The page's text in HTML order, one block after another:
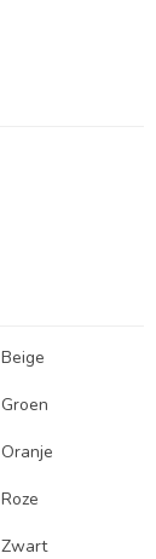
Beige
Groen
Oranje
Roze
Zwart